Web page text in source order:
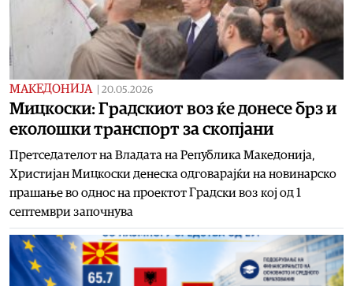
МАКЕДОНИЈА 20.05.2026
Мицкоски: Градскиот воз ќе донесе брз и
еколошки транспорт за скопјани
Претседателот на Владата на Република Македонија,
Христијан Мицкоски денеска одговарајќи на новинарско
прашање во однос на проектот Градски воз кој од 1
септември започнува